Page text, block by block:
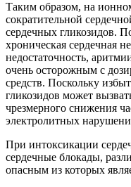
Таким образом, на
сократительной
сердечных гликозидов.
хроническая сердечная
недостаточность,
очень осторожным с
средств. Поскольку
гликозидов может
чрезмерного снижения
электролитных
При интоксикации
сердечные блокады,
опасным из которых